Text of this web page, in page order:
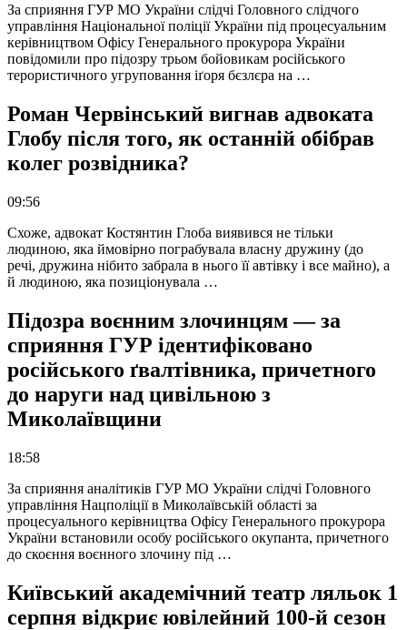
За сприяння ГУР МО України слідчі Головного слідчого
управління Національної поліції України під процесуальним
керівництвом Офісу Генерального прокурора України
повідомили про підозру трьом бойовикам російського
терористичного угруповання іґоря бєзлєра на …
Роман Червінський вигнав адвоката
Глобу після того, як останній обібрав
колег розвідника?
09:56
Схоже, адвокат Костянтин Глоба виявився не тільки
людиною, яка ймовірно пограбувала власну дружину (до
речі, дружина нібито забрала в нього її автівку і все майно), а
й людиною, яка позиціонувала …
Підозра воєнним злочинцям — за
сприяння ГУР ідентифіковано
російського ґвалтівника, причетного
до наруги над цивільною з
Миколаївщини
18:58
За сприяння аналітиків ГУР МО України слідчі Головного
управління Нацполіції в Миколаївській області за
процесуального керівництва Офісу Генерального прокурора
України встановили особу російського окупанта, причетного
до скоєння воєнного злочину під …
Київський академічний театр ляльок 1
серпня відкриє ювілейний 100-й сезон